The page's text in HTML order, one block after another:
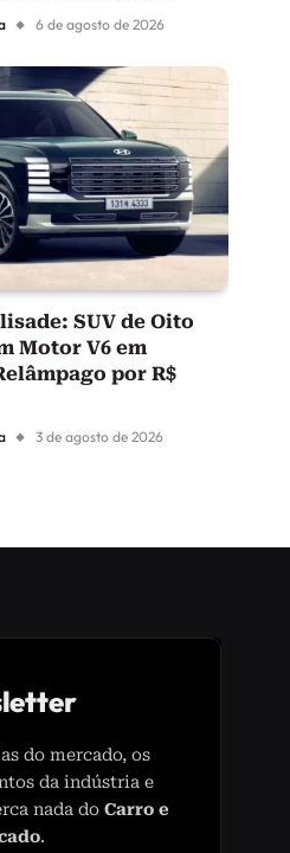
6 de agosto de 2026
SUV de Oito
Motor V6 em
por R$
3 de agosto de 2026
do mercado, os
da indústria e
nada do Carro e
.